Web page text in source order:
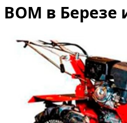
ВОМ в Березе